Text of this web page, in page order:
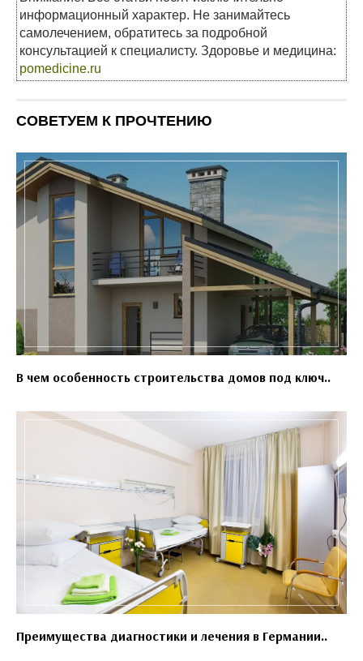
информационный характер. Не занимайтесь
самолечением, обратитесь за подробной
консультацией к специалисту. Здоровье и медицина:
pomedicine.ru
СОВЕТУЕМ К ПРОЧТЕНИЮ
В чем особенность строительства домов под ключ..
Преимущества диагностики и лечения в Германии..